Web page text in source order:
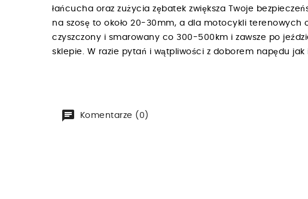
łańcucha oraz zużycia zębatek zwiększa Twoje
na szosę to około 20-30mm, a dla motocykli
czyszczony i smarowany co 300-500km i zawsze po
sklepie. W razie pytań i wątpliwości z doborem napędu
Komentarze (0)